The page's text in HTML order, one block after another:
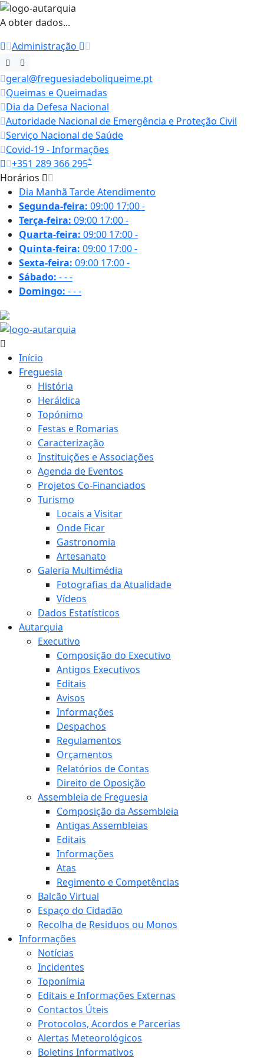
A obter dados...
Administração
geral@freguesiadeboliqueime.pt
Queimas e Queimadas
Dia da Defesa Nacional
Autoridade Nacional de Emergência e Proteção Civil
Serviço Nacional de Saúde
Covid-19 - Informações
+351 289 366 295*
Horários
Dia Manhã TardeAtendimento
Segunda-feira: 09:00 17:00-
Terça-feira: 09:00 17:00-
Quarta-feira: 09:00 17:00-
Quinta-feira: 09:00 17:00-
Sexta-feira: 09:00 17:00-
Sábado: ---
Domingo: ---
Início
Freguesia
História
Heráldica
Topónimo
Festas e Romarias
Caracterização
Instituições e Associações
Agenda de Eventos
Projetos Co-Financiados
Turismo
Locais a Visitar
Onde Ficar
Gastronomia
Artesanato
Galeria Multimédia
Fotografias da Atualidade
Vídeos
Dados Estatísticos
Autarquia
Executivo
Composição do Executivo
Antigos Executivos
Editais
Avisos
Informações
Despachos
Regulamentos
Orçamentos
Relatórios de Contas
Direito de Oposição
Assembleia de Freguesia
Composição da Assembleia
Antigas Assembleias
Editais
Informações
Atas
Regimento e Competências
Balcão Virtual
Espaço do Cidadão
Recolha de Residuos ou Monos
Informações
Notícias
Incidentes
Toponímia
Editais e Informações Externas
Contactos Úteis
Protocolos, Acordos e Parcerias
Alertas Meteorológicos
Boletins Informativos